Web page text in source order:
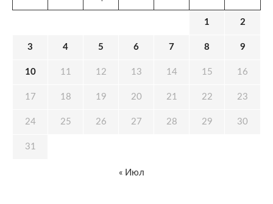
1 2
3 4 5 6 7 8 9
10 11 12 13 14 15 16
17 18 19 20 21 22 23
24 25 26 27 28 29 30
31
« Июл